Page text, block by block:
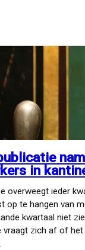
in
overweegt ieder
op te hangen van
kwartaal niet
vraagt zich af of het